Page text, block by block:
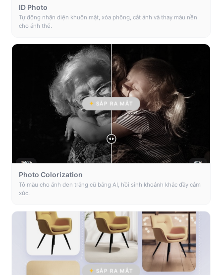
ID Photo
Tự động nhận diện khuôn mặt, xóa phông, cắt ảnh và thay màu nền
cho ảnh thẻ.
SẮP RA MẮT
Photo Colorization
Tô màu cho ảnh đen trắng cũ bằng AI, hồi sinh khoảnh khắc đầy cảm
xúc.
SẮP RA MẮT